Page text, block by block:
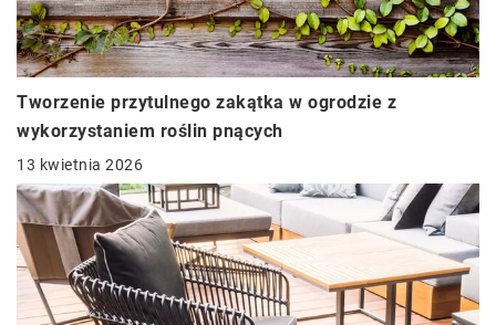
Tworzenie przytulnego zakątka w ogrodzie z
wykorzystaniem roślin pnących
13 kwietnia 2026